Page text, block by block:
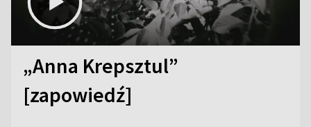
„Anna Krepsztul”
[zapowiedź]